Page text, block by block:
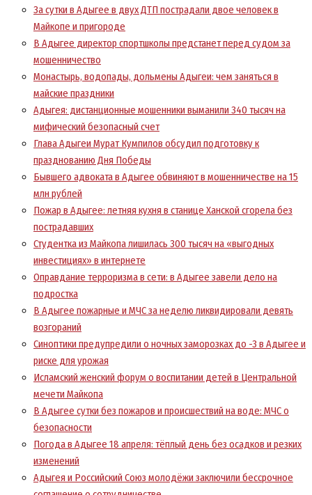
За сутки в Адыгее в двух ДТП пострадали двое человек в
Майкопе и пригороде
В Адыгее директор спортшколы предстанет перед судом за
мошенничество
Монастырь, водопады, дольмены Адыгеи: чем заняться в
майские праздники
Адыгея: дистанционные мошенники выманили 340 тысяч на
мифический безопасный счет
Глава Адыгеи Мурат Кумпилов обсудил подготовку к
празднованию Дня Победы
Бывшего адвоката в Адыгее обвиняют в мошенничестве на 15
млн рублей
Пожар в Адыгее: летняя кухня в станице Ханской сгорела без
пострадавших
Студентка из Майкопа лишилась 300 тысяч на «выгодных
инвестициях» в интернете
Оправдание терроризма в сети: в Адыгее завели дело на
подростка
В Адыгее пожарные и МЧС за неделю ликвидировали девять
возгораний
Синоптики предупредили о ночных заморозках до -3 в Адыгее и
риске для урожая
Исламский женский форум о воспитании детей в Центральной
мечети Майкопа
В Адыгее сутки без пожаров и происшествий на воде: МЧС о
безопасности
Погода в Адыгее 18 апреля: тёплый день без осадков и резких
изменений
Адыгея и Российский Союз молодёжи заключили бессрочное